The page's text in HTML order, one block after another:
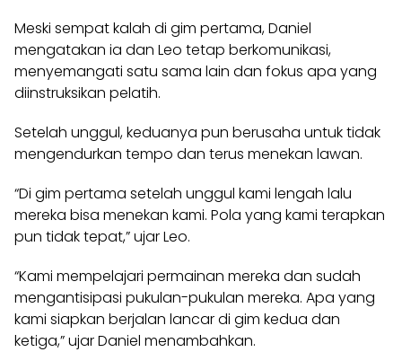
Meski sempat kalah di gim pertama, Daniel
mengatakan ia dan Leo tetap berkomunikasi,
menyemangati satu sama lain dan fokus apa yang
diinstruksikan pelatih.
Setelah unggul, keduanya pun berusaha untuk tidak
mengendurkan tempo dan terus menekan lawan.
“Di gim pertama setelah unggul kami lengah lalu
mereka bisa menekan kami. Pola yang kami terapkan
pun tidak tepat,” ujar Leo.
“Kami mempelajari permainan mereka dan sudah
mengantisipasi pukulan-pukulan mereka. Apa yang
kami siapkan berjalan lancar di gim kedua dan
ketiga,” ujar Daniel menambahkan.